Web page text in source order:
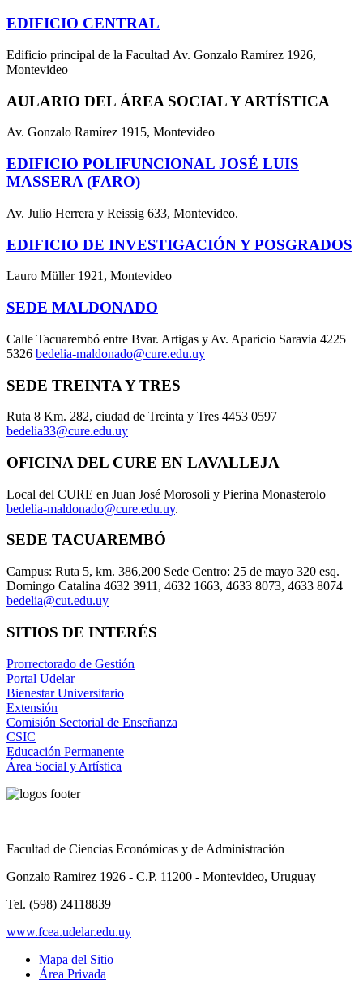
EDIFICIO CENTRAL
Edificio principal de la Facultad Av. Gonzalo Ramírez 1926,
Montevideo
AULARIO DEL ÁREA SOCIAL Y ARTÍSTICA
Av. Gonzalo Ramírez 1915, Montevideo
EDIFICIO POLIFUNCIONAL JOSÉ LUIS
MASSERA (FARO)
Av. Julio Herrera y Reissig 633, Montevideo.
EDIFICIO DE INVESTIGACIÓN Y POSGRADOS
Lauro Müller 1921, Montevideo
SEDE MALDONADO
Calle Tacuarembó entre Bvar. Artigas y Av. Aparicio Saravia 4225
5326 bedelia-maldonado@cure.edu.uy
SEDE TREINTA Y TRES
Ruta 8 Km. 282, ciudad de Treinta y Tres 4453 0597
bedelia33@cure.edu.uy
OFICINA DEL CURE EN LAVALLEJA
Local del CURE en Juan José Morosoli y Pierina Monasterolo
bedelia-maldonado@cure.edu.uy.
SEDE TACUAREMBÓ
Campus: Ruta 5, km. 386,200 Sede Centro: 25 de mayo 320 esq.
Domingo Catalina 4632 3911, 4632 1663, 4633 8073, 4633 8074
bedelia@cut.edu.uy
SITIOS DE INTERÉS
Prorrectorado de Gestión
Portal Udelar
Bienestar Universitario
Extensión
Comisión Sectorial de Enseñanza
CSIC
Educación Permanente
Área Social y Artística
Facultad de Ciencias Económicas y de Administración
Gonzalo Ramirez 1926 - C.P. 11200 - Montevideo, Uruguay
Tel. (598) 24118839
www.fcea.udelar.edu.uy
Mapa del Sitio
Área Privada